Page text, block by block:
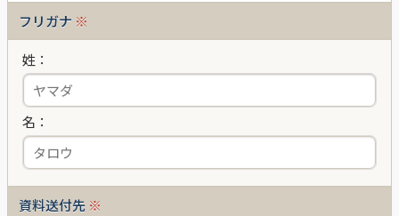
フリガナ ※
姓：
名：
資料送付先 ※